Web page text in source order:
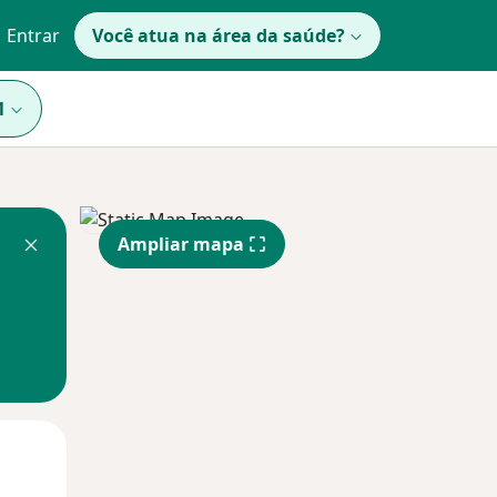
Entrar Você atua na área da saúde?
Ampliar mapa